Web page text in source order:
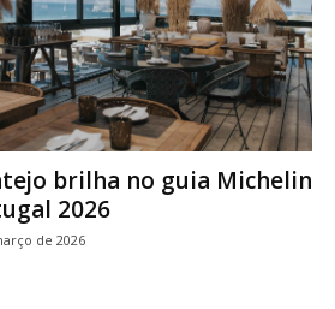
brilha no guia Michelin
2026
de 2026